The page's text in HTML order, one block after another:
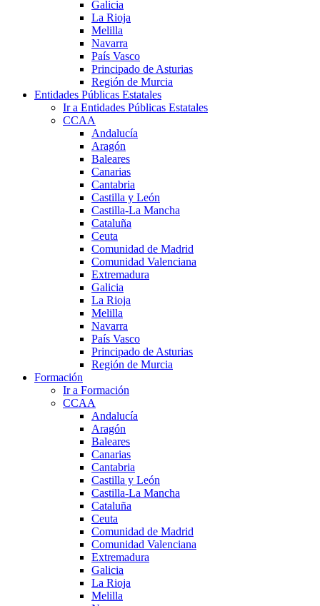
Galicia
La Rioja
Melilla
Navarra
País Vasco
Principado de Asturias
Región de Murcia
Entidades Públicas Estatales
Ir a Entidades Públicas Estatales
CCAA
Andalucía
Aragón
Baleares
Canarias
Cantabria
Castilla y León
Castilla-La Mancha
Cataluña
Ceuta
Comunidad de Madrid
Comunidad Valenciana
Extremadura
Galicia
La Rioja
Melilla
Navarra
País Vasco
Principado de Asturias
Región de Murcia
Formación
Ir a Formación
CCAA
Andalucía
Aragón
Baleares
Canarias
Cantabria
Castilla y León
Castilla-La Mancha
Cataluña
Ceuta
Comunidad de Madrid
Comunidad Valenciana
Extremadura
Galicia
La Rioja
Melilla